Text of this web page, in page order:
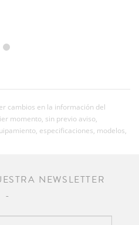
cambios en la información del
momento, sin previo aviso,
especificaciones, modelos,
NEWSLETTER